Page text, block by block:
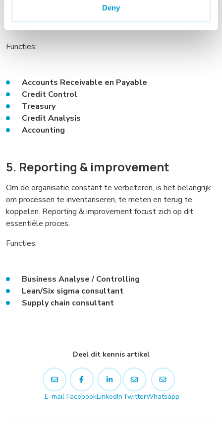
Deny
minimale DSO — evenals het delegeren van eventuele
problemen, om alsnog tot een geslaagde orderlevering te
komen.
Functies:
Accounts Receivable en Payable
Credit Control
Treasury
Credit Analysis
Accounting
5. Reporting & improvement
Om de organisatie constant te verbeteren, is het belangrijk
om processen te inventariseren, te meten en terug te
koppelen. Reporting & improvement focust zich op dit
essentiële proces.
Functies:
Business Analyse / Controlling
Lean/Six sigma consultant
Supply chain consultant
Deel dit kennis artikel
E-mail FacebookLinkedInTwitterWhatsapp